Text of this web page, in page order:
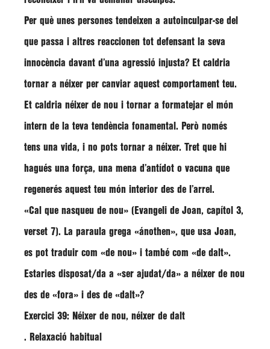
Per què unes persones tendeixen a autoinculpar-se del
que passa i altres reaccionen tot defensant la seva
innocència davant d’una agressió injusta? Et caldria
tornar a néixer per canviar aquest comportament teu.
Et caldria néixer de nou i tornar a formatejar el món
intern de la teva tendència fonamental. Però només
tens una vida, i no pots tornar a néixer. Tret que hi
hagués una força, una mena d’antídot o vacuna que
regenerés aquest teu món interior des de l’arrel.
«Cal que nasqueu de nou» (Evangeli de Joan, capítol 3,
verset 7). La paraula grega «ánothen», que usa Joan,
es pot traduir com «de nou» i també com «de dalt».
Estaries disposat/da a «ser ajudat/da» a néixer de nou
des de «fora» i des de «dalt»?
Exercici 39: Néixer de nou, néixer de dalt
. Relaxació habitual